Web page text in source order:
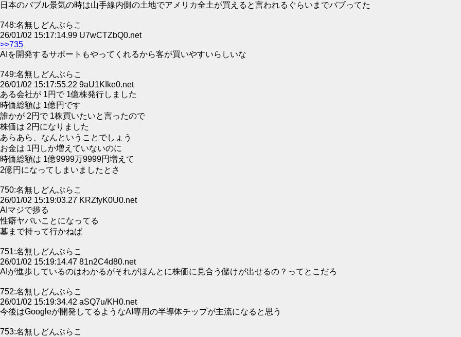
日本のバブル景気の時は山手線内側の土地でアメリカ全土が買えると言われるぐらいまでバブってた
748:名無しどんぶらこ
26/01/02 15:17:14.99 U7wCTZbQ0.net
>>735
AIを開発するサポートもやってくれるから客が買いやすいらしいな
749:名無しどんぶらこ
26/01/02 15:17:55.22 9aU1KIke0.net
ある会社が 1円で 1億株発行しました
時価総額は 1億円です
誰かが 2円で 1株買いたいと言ったので
株価は 2円になりました
あらあら、なんということでしょう
お金は 1円しか増えていないのに
時価総額は 1億9999万9999円増えて
2億円になってしまいましたとさ
750:名無しどんぶらこ
26/01/02 15:19:03.27 KRZfyK0U0.net
AIマジで捗る
性癖ヤバいことになってる
墓まで持って行かねば
751:名無しどんぶらこ
26/01/02 15:19:14.47 81n2C4d80.net
AIが進歩しているのはわかるがそれがほんとに株価に見合う儲けが出せるの？ってとこだろ
752:名無しどんぶらこ
26/01/02 15:19:34.42 aSQ7u/KH0.net
今後はGoogleが開発してるようなAI専用の半導体チップが主流になると思う
753:名無しどんぶらこ